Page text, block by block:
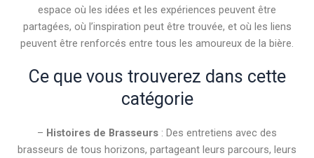
espace où les idées et les expériences peuvent être
partagées, où l’inspiration peut être trouvée, et où les liens
peuvent être renforcés entre tous les amoureux de la bière.
Ce que vous trouverez dans cette
catégorie
– Histoires de Brasseurs : Des entretiens avec des
brasseurs de tous horizons, partageant leurs parcours, leurs